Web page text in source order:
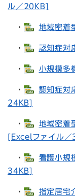
ル／20KB]
・ 地域密着
・ 認知症対
・ 小規模多
・
認知症対
24KB]
・
地域密着
[Excelファイル／
・
看護小規
34KB]
・ 指定居宅